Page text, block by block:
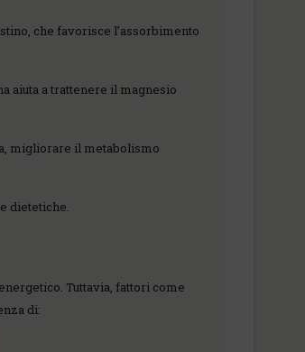
che favorisce l’assorbimento
aiuta a trattenere il magnesio
migliorare il metabolismo
dietetiche.
Tuttavia, fattori come
di: